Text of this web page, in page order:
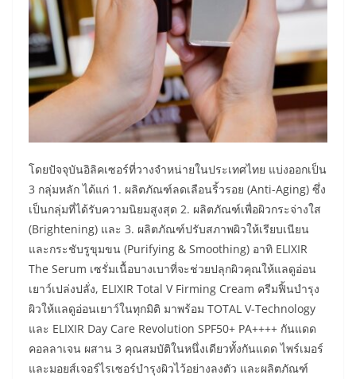
โดยปัจจุบันอิลิคเซอร์ที่วางจำหน่ายในประเทศไทย แบ่งออกเป็น
3 กลุ่มหลัก ได้แก่ 1. ผลิตภัณฑ์ลดเลือนริ้วรอย (Anti-Aging) ซึ่ง
เป็นกลุ่มที่ได้รับความนิยมสูงสุด 2. ผลิตภัณฑ์เพื่อผิวกระจ่างใส
(Brightening) และ 3. ผลิตภัณฑ์ปรับสภาพผิวให้เรียบเนียน
และกระชับรูขุมขน (Purifying & Smoothing) อาทิ ELIXIR
The Serum เซรั่มเนื้อบางเบาที่จะช่วยปลุกผิวคุณให้แลดูอ่อน
เยาว์เปล่งปลั่ง, ELIXIR Total V Firming Cream ครีมฟิ้นบำรุง
ผิวให้แลดูอ่อนเยาว์ในทุกมิติ มาพร้อม TOTAL V-Technology
และ ELIXIR Day Care Revolution SPF50+ PA++++ กันแดด
คอลลาเจน ผสาน 3 คุณสมบัติในหนึ่งเดียวทั้งกันแดด ไพร์เมอร์
และมอยส์เจอร์ไรเซอร์บำรุงผิวไว้อย่างลงตัว และผลิตภัณฑ์